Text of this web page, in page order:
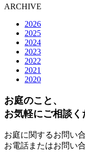
ARCHIVE
2026
2025
2024
2023
2022
2021
2020
お庭のこと、
お気軽にご相談く
お庭に関するお問い
お電話またはお問い